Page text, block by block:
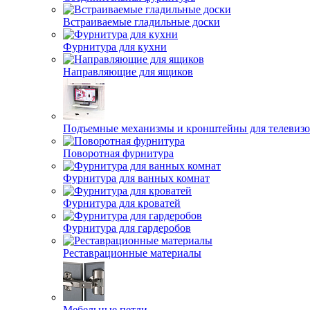
Встраиваемые гладильные доски
Фурнитура для кухни
Направляющие для ящиков
Подъемные механизмы и кронштейны для
Поворотная фурнитура
Фурнитура для ванных комнат
Фурнитура для кроватей
Фурнитура для гардеробов
Реставрационные материалы